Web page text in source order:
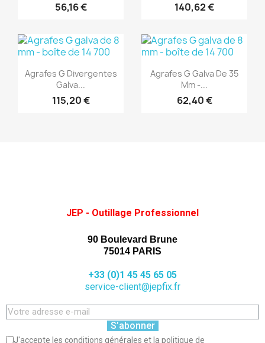
56,16 € 140,62 €
Aperçu rapide
Agrafes G Divergentes
Galva...
115,20 €
(1)
Aperçu rapide
Agrafes G Galva De 35
Mm -...
62,40 €
(1)
JEP - Outillage Professionnel
90 Boulevard Brune
75014 PARIS
+33 (0)1 45 45 65 05
service-client@jepfix.fr
S’abonner
J'accepte les conditions générales et la politique de